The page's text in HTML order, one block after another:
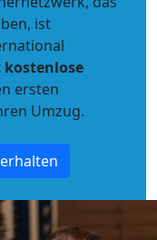
ist
kostenlose
ersten
Umzug.